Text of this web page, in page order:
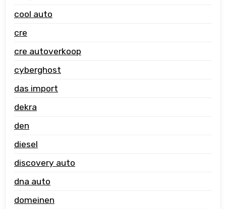
cool auto
cre
cre autoverkoop
cyberghost
das import
dekra
den
diesel
discovery auto
dna auto
domeinen